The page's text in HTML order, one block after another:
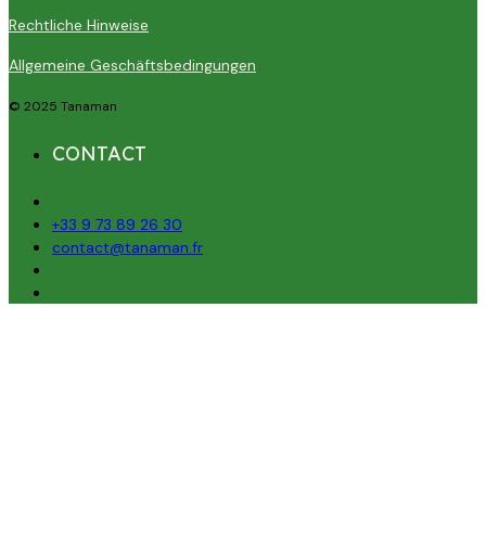
Rechtliche Hinweise
Allgemeine Geschäftsbedingungen
© 2025 Tanaman
CONTACT
+33 9 73 89 26 30
contact@tanaman.fr